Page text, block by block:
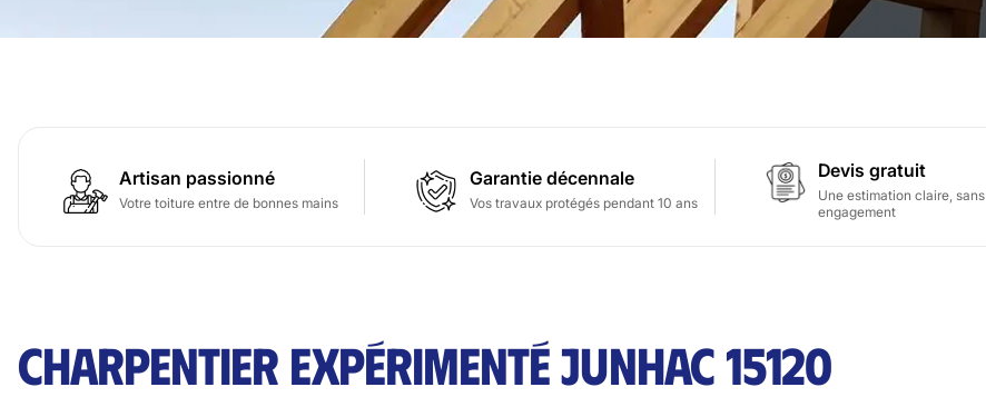
Artisan passionné
Votre toiture entre de bonnes mains
Garantie décennale
Vos travaux protégés pendant 10 ans
Devis gratuit
Une estimation claire, sans
engagement
CHARPENTIER EXPÉRIMENTÉ JUNHAC 15120